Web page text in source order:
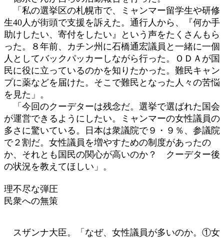
「私の選挙区の札幌市で、ミャンマー留学生や研修
生40人が街頭で支援を訴えた。通行人から、『何か手
助けしたい、寄付をしたい』という声をたくさんもら
った。８年前、カチン州に石橋通宏議員と一緒に一個
人としてバックパッカーしながら行った。ＯＤＡが国
民に役に立っているのかを知りたかった。難民キャン
プに薬などを届けた。そこで難民となった人々の苦悩
を見た」。
「今回のクーデターは残念だ。選挙で選ばれた国会
が運営できるようにしたい。ミャンマーの女性議員の
多さに驚いている。日本は衆議院で９・９％、参議院
で２割だ。女性議員を増やすための制度があったの
か、それとも国民の関心が高いのか？ クーデター後
の状況を教えてほしい」。
理不尽な弾圧
民衆への無策
スザンナ大臣。「なぜ、女性議員が多いのか。①女